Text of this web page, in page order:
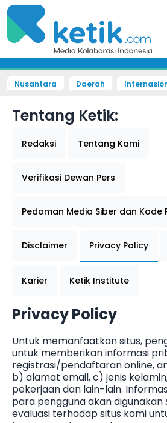
Nusantara Daerah
Tentang Ketik:
Redaksi Tentang Kami
Verifikasi Dewan Pers
Pedoman Media Siber dan Kode
Disclaimer Privacy Policy
Karier Ketik Institute
Privacy Policy
Untuk memanfaatkan situs,
untuk memberikan informasi
registrasi/pendaftaran online,
b) alamat email, c) jenis
pekerjaan dan lain-lain.
para pengguna akan digunakan
evaluasi terhadap situs kami